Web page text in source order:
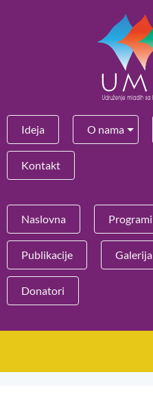
Ideja O nama
Kontakt
Naslovna Programi
Publikacije Galerija
Donatori